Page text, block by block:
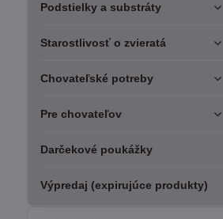
Podstielky a substráty
Starostlivosť o zvieratá
Chovateľské potreby
Pre chovateľov
Darčekové poukážky
Výpredaj (expirujúce produkty)